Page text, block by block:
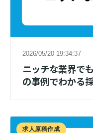
2026/05/20 19:34:37
ニッチな業界で
の事例でわかる
求人原稿作成